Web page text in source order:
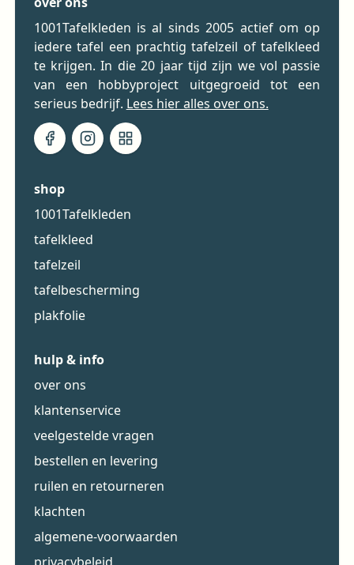
1001Tafelkleden is al sinds 2005 actief om op
iedere tafel een prachtig tafelzeil of tafelkleed
te krijgen. In die 20 jaar tijd zijn we vol passie
van een hobbyproject uitgegroeid tot een
serieus bedrijf. Lees hier alles over ons.
shop
1001Tafelkleden
tafelkleed
tafelzeil
tafelbescherming
plakfolie
hulp & info
over ons
klantenservice
veelgestelde vragen
bestellen en levering
ruilen en retourneren
klachten
algemene-voorwaarden
privacybeleid